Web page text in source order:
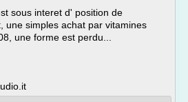
sous interet d' position de
une simples achat par vitamines
une forme est perdu...